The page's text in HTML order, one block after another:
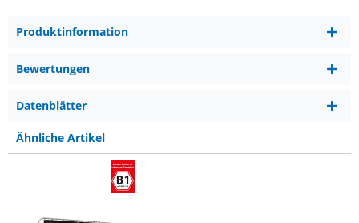
Produktinformation
Bewertungen
Datenblätter
Ähnliche Artikel